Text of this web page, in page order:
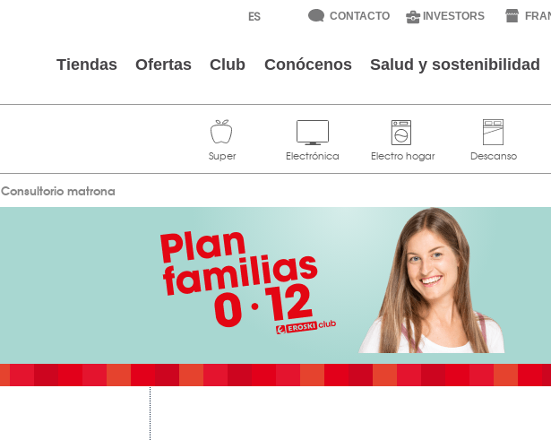
CONTACTO INVESTORS
Tiendas Ofertas Club Conócenos Salud y sostenibilidad
Consultorio matrona